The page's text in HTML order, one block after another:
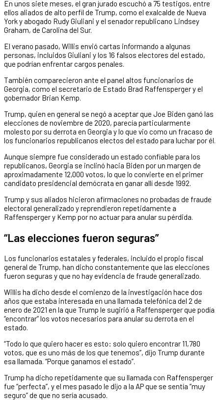
En unos siete meses, el gran jurado escuchó a 75 testigos, entre
ellos aliados de alto perfil de Trump, como el exalcalde de Nueva
York y abogado Rudy Giuliani y el senador republicano Lindsey
Graham, de Carolina del Sur.
El verano pasado, Willis envió cartas informando a algunas
personas, incluidos Giuliani y los 16 falsos electores del estado,
que podrían enfrentar cargos penales.
También comparecieron ante el panel altos funcionarios de
Georgia, como el secretario de Estado Brad Raffensperger y el
gobernador Brian Kemp.
Trump, quien en general se negó a aceptar que Joe Biden ganó las
elecciones de noviembre de 2020, parecía particularmente
molesto por su derrota en Georgia y lo que vio como un fracaso de
los funcionarios republicanos electos del estado para luchar por él.
Aunque siempre fue considerado un estado confiable para los
republicanos, Georgia se inclinó hacia Biden por un margen de
aproximadamente 12,000 votos, lo que lo convierte en el primer
candidato presidencial demócrata en ganar allí desde 1992.
Trump y sus aliados hicieron afirmaciones no probadas de fraude
electoral generalizado y reprendieron repetidamente a
Raffensperger y Kemp por no actuar para anular su pérdida.
“Las elecciones fueron seguras”
Los funcionarios estatales y federales, incluido el propio fiscal
general de Trump, han dicho constantemente que las elecciones
fueron seguras y que no hay evidencia de fraude generalizado.
Willis ha dicho desde el comienzo de la investigación hace dos
años que estaba interesada en una llamada telefónica del 2 de
enero de 2021 en la que Trump le sugirió a Raffensperger que podía
“encontrar” los votos necesarios para anular su derrota en el
estado.
“Todo lo que quiero hacer es esto: solo quiero encontrar 11,780
votos, que es uno más de los que tenemos”, dijo Trump durante
esa llamada. “Porque ganamos el estado”.
Trump ha dicho repetidamente que su llamada con Raffensperger
fue “perfecta”, y el mes pasado le dijo a la AP que se sentía “muy
seguro” de que no sería acusado.